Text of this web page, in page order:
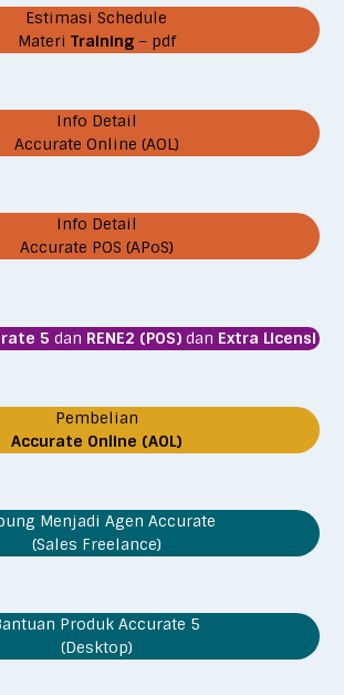
Estimasi Schedule
Materi Training – pdf
Info Detail
Accurate Online (AOL)
Info Detail
Accurate POS (APoS)
5 dan RENE2 (POS) dan Extra Licensi
Pembelian
Accurate Online (AOL)
Menjadi Agen Accurate
(Sales Freelance)
Produk Accurate 5
(Desktop)